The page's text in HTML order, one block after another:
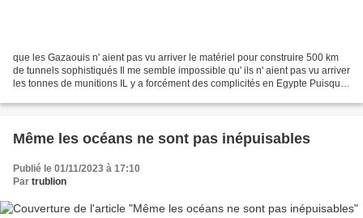
que les Gazaouis n' aient pas vu arriver le matériel pour construire 500 km
de tunnels sophistiqués Il me semble impossible qu' ils n' aient pas vu arriver
les tonnes de munitions IL y a forcément des complicités en Egypte Puisque
Même les océans ne sont pas inépuisables
Publié le 01/11/2023 à 17:10
Par trublion